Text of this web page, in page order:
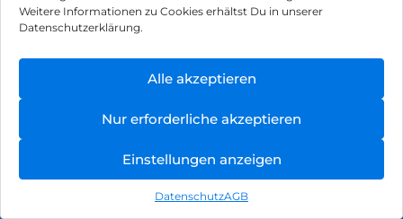
Weitere Informationen zu Cookies erhältst Du in unserer
Datenschutzerklärung.
Alle akzeptieren
Nur erforderliche akzeptieren
Einstellungen anzeigen
DatenschutzAGB
Impressum
Hinweis zur Batterieentsorgung
Newsletter
, Brodos AG – All Rights Reserved.